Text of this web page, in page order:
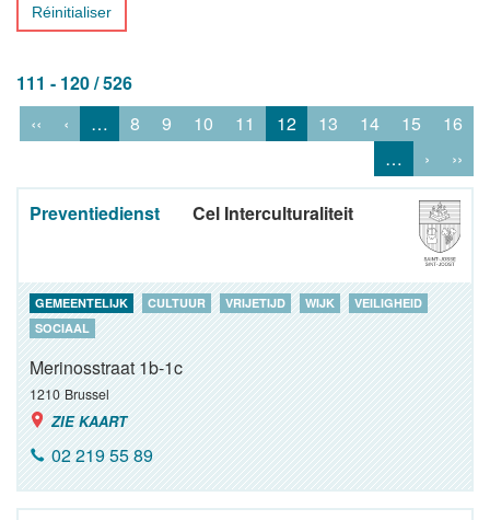
Réinitialiser
111 - 120 / 526
‹‹
‹ … 8 9 10 11 12 13 14 15
16
…
› ››
Preventiedienst Cel Interculturaliteit
GEMEENTELIJK CULTUUR VRIJETIJD WIJK
VEILIGHEID
SOCIAAL
Merinosstraat 1b-1c
1210 Brussel
ZIE KAART
02 219 55 89